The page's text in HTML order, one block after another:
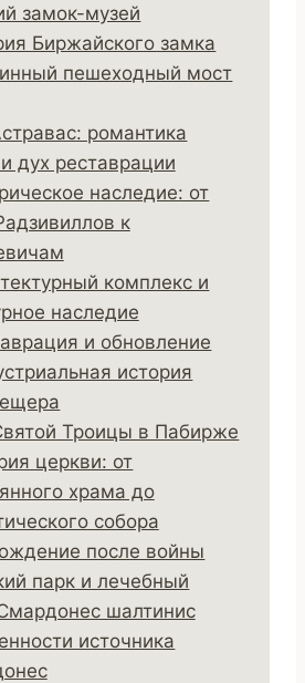
замок-музей
Биржайского замка
пешеходный мост
романтика
дух реставрации
наследие: от
к
комплекс и
наследие
и обновление
история
Троицы в Пабирже
церкви: от
храма до
собора
после войны
парк и лечебный
шалтинис
источника